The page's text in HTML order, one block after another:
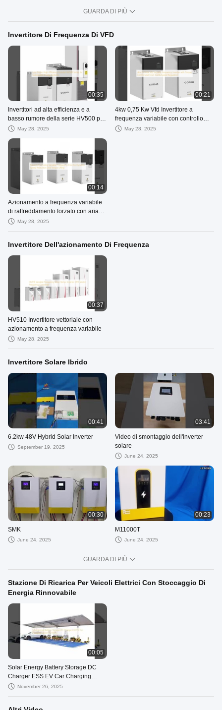
GUARDA DI PIÙ
Invertitore Di Frequenza Di VFD
00:35
Invertitori ad alta efficienza e a
basso rumore della serie HV500 per
sistemi energetici sostenibili
May 28, 2025
00:21
4kw 0,75 Kw Vfd Invertitore a
frequenza variabile con controllo
coppia e regolazione della velocità
May 28, 2025
00:14
Azionamento a frequenza variabile
di raffreddamento forzato con aria
per riduzione dinamica della
May 28, 2025
Invertitore Dell'azionamento Di Frequenza
00:37
HV510 Invertitore vettoriale con
azionamento a frequenza variabile
May 28, 2025
Invertitore Solare Ibrido
00:41
6.2kw 48V Hybrid Solar Inverter
September 19, 2025
03:41
Video di smontaggio dell'inverter
solare
June 24, 2025
00:30
SMK
June 24, 2025
00:23
M11000T
June 24, 2025
GUARDA DI PIÙ
Stazione Di Ricarica Per Veicoli Elettrici Con Stoccaggio Di
Energia Rinnovabile
00:05
Solar Energy Battery Storage DC
Charger ESS EV Car Charging
Station Portable
November 26, 2025